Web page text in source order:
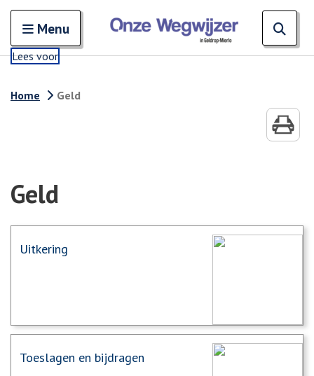
Open en sluit het
Menu
Lees voor
Home Geld
Geld
Uitkering
Toeslagen en bijdragen